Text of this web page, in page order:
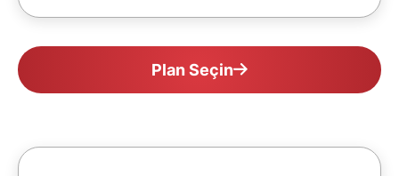
Plan Seçin